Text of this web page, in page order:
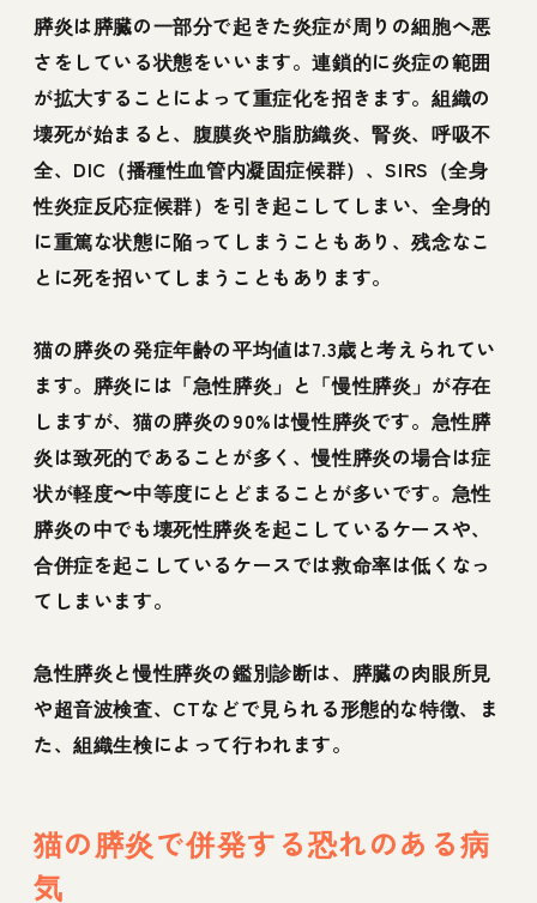
膵炎は膵臓の一部分で起きた炎症が周りの細胞へ悪
さをしている状態をいいます。連鎖的に炎症の範囲
が拡大することによって重症化を招きます。組織の
壊死が始まると、腹膜炎や脂肪織炎、腎炎、呼吸不
全、DIC（播種性血管内凝固症候群）、SIRS（全身
性炎症反応症候群）を引き起こしてしまい、全身的
に重篤な状態に陥ってしまうこともあり、残念なこ
とに死を招いてしまうこともあります。
猫の膵炎の発症年齢の平均値は7.3歳と考えられてい
ます。膵炎には「急性膵炎」と「慢性膵炎」が存在
しますが、猫の膵炎の90%は慢性膵炎です。急性膵
炎は致死的であることが多く、慢性膵炎の場合は症
状が軽度〜中等度にとどまることが多いです。急性
膵炎の中でも壊死性膵炎を起こしているケースや、
合併症を起こしているケースでは救命率は低くなっ
てしまいます。
急性膵炎と慢性膵炎の鑑別診断は、膵臓の肉眼所見
や超音波検査、CTなどで見られる形態的な特徴、ま
た、組織生検によって行われます。
猫の膵炎で併発する恐れのある病
気